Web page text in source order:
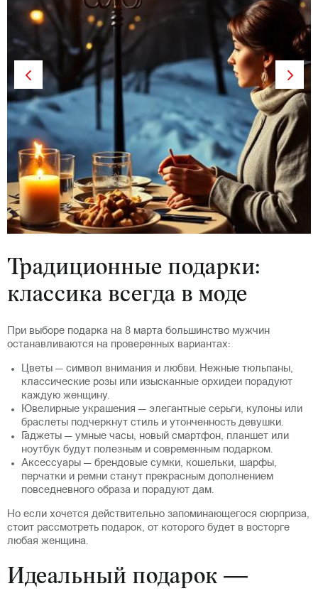
Previous Next
Традиционные подарки:
классика всегда в моде
При выборе подарка на 8 марта большинство мужчин
останавливаются на проверенных вариантах:
Цветы — символ внимания и любви. Нежные тюльпаны,
классические розы или изысканные орхидеи порадуют
каждую женщину.
Ювелирные украшения — элегантные серьги, кулоны или
браслеты подчеркнут стиль и утонченность девушки.
Гаджеты — умные часы, новый смартфон, планшет или
ноутбук будут полезным и современным подарком.
Аксессуары — брендовые сумки, кошельки, шарфы,
перчатки и ремни станут прекрасным дополнением
повседневного образа и порадуют дам.
Но если хочется действительно запоминающегося сюрприза,
стоит рассмотреть подарок, от которого будет в восторге
любая женщина.
Идеальный подарок —